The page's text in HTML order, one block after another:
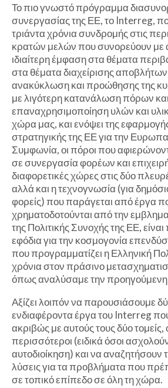
Το πιο γνωστό πρόγραμμα
συνεργασίας της ΕΕ, το Interreg,
τριάντα χρόνια συνδρομής στις
κρατών μελών που συνορεύουν με
ιδιαίτερη έμφαση στα θέματα
στα θέματα διαχείρισης
ανακύκλωση και προώθησης της
με λιγότερη κατανάλωση πόρων και
επαναχρησιμοποίηση υλών και
χώρα μας, και ενόψει της
στρατηγικής της ΕΕ για την
Συμφωνία, οι πόροι που
σε συνεργασία φορέων και
διαφορετικές χώρες στις δύο
αλλά και η τεχνογνωσία (για
φορείς) που παράγεται από έργα
χρηματοδοτούνται από την
της Πολιτικής Συνοχής της ΕΕ,
εφόδια για την κοσμογονία
που προγραμματίζει η Ελληνική
χρόνια στον πράσινο
όπως αναλύσαμε την
Αξίζει λοιπόν να παρουσιάσουμε
ενδιαφέροντα έργα του Interreg
ακριβώς με αυτούς τους δύο
περισσότεροι (ειδικά όσοι
αυτοδιοίκηση) και να αναζητήσουν
λύσεις για τα προβλήματα που
σε τοπικό επίπεδο σε όλη τη χώρα.